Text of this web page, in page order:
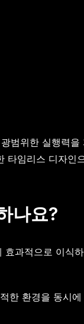
범위한 실행력
임리스 디자인
나요?
과적으로 이식
환경을 동시